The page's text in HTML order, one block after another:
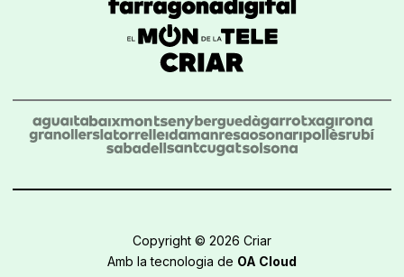
Copyright © 2026 Criar
Amb la tecnologia de OA Cloud